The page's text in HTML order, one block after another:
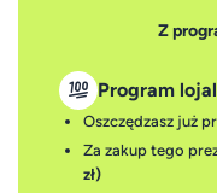
Z
Program
Oszczędzasz już
Za zakup tego
zł)